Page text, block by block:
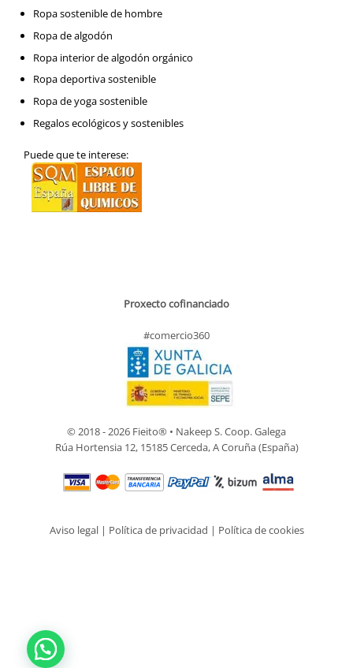
Ropa sostenible de hombre
Ropa de algodón
Ropa interior de algodón orgánico
Ropa deportiva sostenible
Ropa de yoga sostenible
Regalos ecológicos y sostenibles
Puede que te interese:
Proxecto cofinanciado
#comercio360
© 2018 - 2026 Fieito® • Nakeep S. Coop. Galega
Rúa Hortensia 12, 15185 Cerceda, A Coruña (España)
Aviso legal| Política de privacidad | Política de cookies